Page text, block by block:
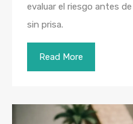
evaluar el riesgo antes
sin prisa.
Read More